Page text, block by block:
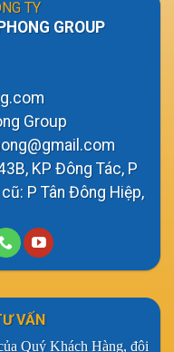
TY
GROUP
Group
KP Đông Tác, P
P Tân Đông Hiệp,
VẤN
Quý Khách Hàng, đội